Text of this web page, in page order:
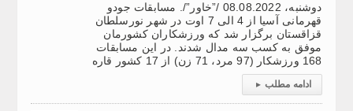
دوشنبه، 08.08.2022 /”خاور”/. مسابقات جودو
قهرمانی آسیا از 4 الی 7 اوت در شهر نورسلطان
قزاقستان برگزار شد که ورزشکاران کشورمان
موفق به کسب سه مدال شدند. در این مسابقات
168 ورزشکار (97 مرد، 71 زن) از 17 کشور قاره
ادامه مطلب ▸